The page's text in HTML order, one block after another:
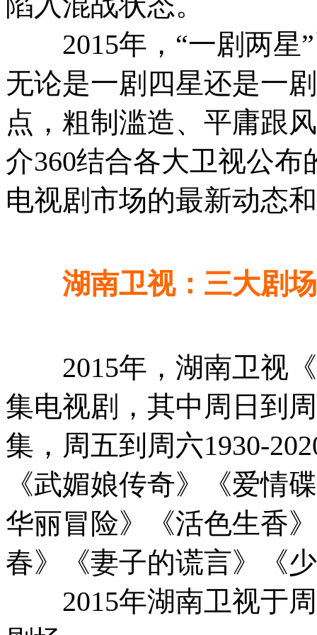
2015年，“一剧两星”
无论是一剧四星还是一
点，粗制滥造、平庸跟
介360结合各大卫视公布
电视剧市场的最新动态
湖南卫视：三大剧
2015年，湖南卫视《
集电视剧，其中周日到
集，周五到周六1930-
《武媚娘传奇》《爱情
华丽冒险》《活色生香
春》《妻子的谎言》《
2015年湖南卫视于周